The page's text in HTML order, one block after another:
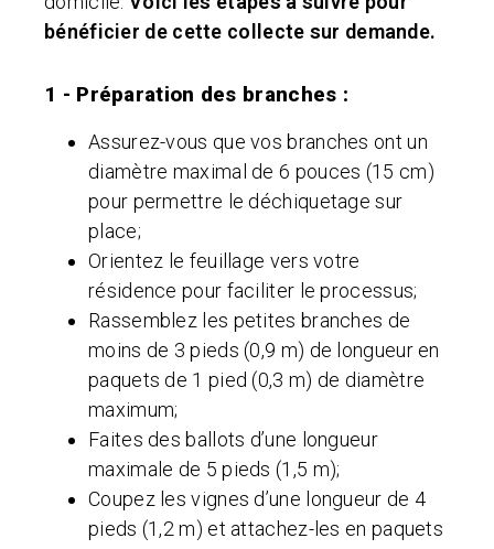
bénéficier de cette collecte sur demande.
1 - Préparation des branches :
Assurez-vous que vos branches ont un
diamètre maximal de 6 pouces (15 cm)
pour permettre le déchiquetage sur
place;
Orientez le feuillage vers votre
résidence pour faciliter le processus;
Rassemblez les petites branches de
moins de 3 pieds (0,9 m) de longueur en
paquets de 1 pied (0,3 m) de diamètre
maximum;
Faites des ballots d’une longueur
maximale de 5 pieds (1,5 m);
Coupez les vignes d’une longueur de 4
pieds (1,2 m) et attachez-les en paquets